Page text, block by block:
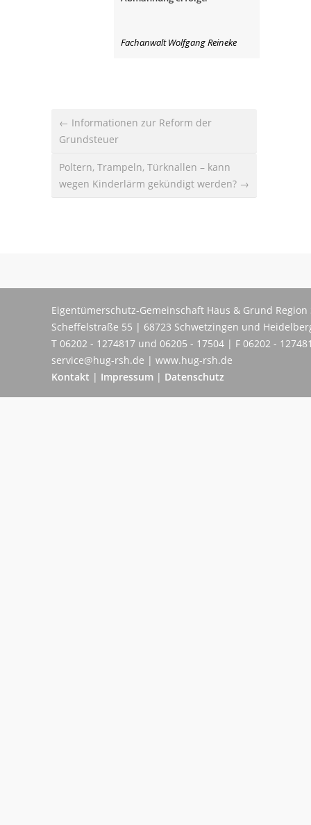
Fachanwalt Wolfgang Reineke
← Informationen zur Reform der
Grundsteuer
Poltern, Trampeln, Türknallen – kann
wegen Kinderlärm gekündigt werden? →
Eigentümerschutz-Gemeinschaft Haus & Grund
Scheffelstraße 55 | 68723 Schwetzingen und
T 06202 - 1274817 und 06205 - 17504 | F 06202 -
service@hug-rsh.de | www.hug-rsh.de
Kontakt | Impressum | Datenschutz